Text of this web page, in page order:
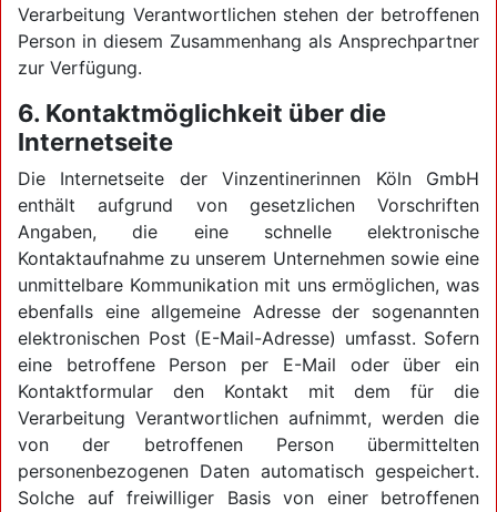
Verarbeitung Verantwortlichen stehen der betroffenen
Person in diesem Zusammenhang als Ansprechpartner
zur Verfügung.
6. Kontaktmöglichkeit über die
Internetseite
Die Internetseite der Vinzentinerinnen Köln GmbH
enthält aufgrund von gesetzlichen Vorschriften
Angaben, die eine schnelle elektronische
Kontaktaufnahme zu unserem Unternehmen sowie eine
unmittelbare Kommunikation mit uns ermöglichen, was
ebenfalls eine allgemeine Adresse der sogenannten
elektronischen Post (E-Mail-Adresse) umfasst. Sofern
eine betroffene Person per E-Mail oder über ein
Kontaktformular den Kontakt mit dem für die
Verarbeitung Verantwortlichen aufnimmt, werden die
von der betroffenen Person übermittelten
personenbezogenen Daten automatisch gespeichert.
Solche auf freiwilliger Basis von einer betroffenen